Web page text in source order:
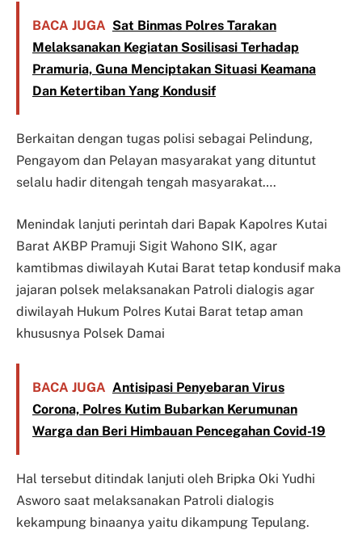
BACA JUGA Sat Binmas Polres Tarakan
Melaksanakan Kegiatan Sosilisasi Terhadap
Pramuria, Guna Menciptakan Situasi Keamana
Dan Ketertiban Yang Kondusif
Berkaitan dengan tugas polisi sebagai Pelindung,
Pengayom dan Pelayan masyarakat yang dituntut
selalu hadir ditengah tengah masyarakat….
Menindak lanjuti perintah dari Bapak Kapolres Kutai
Barat AKBP Pramuji Sigit Wahono SIK, agar
kamtibmas diwilayah Kutai Barat tetap kondusif maka
jajaran polsek melaksanakan Patroli dialogis agar
diwilayah Hukum Polres Kutai Barat tetap aman
khususnya Polsek Damai
BACA JUGA Antisipasi Penyebaran Virus
Corona, Polres Kutim Bubarkan Kerumunan
Warga dan Beri Himbauan Pencegahan Covid-19
Hal tersebut ditindak lanjuti oleh Bripka Oki Yudhi
Asworo saat melaksanakan Patroli dialogis
kekampung binaanya yaitu dikampung Tepulang.